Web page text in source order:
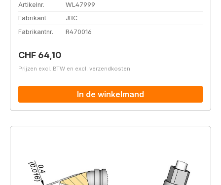
Artikelnr.
WL47999
Fabrikant
JBC
Fabrikantnr.
R470016
Normale prijs:
CHF 64,10
Prijzen excl. BTW en excl. verzendkosten
In de winkelmand